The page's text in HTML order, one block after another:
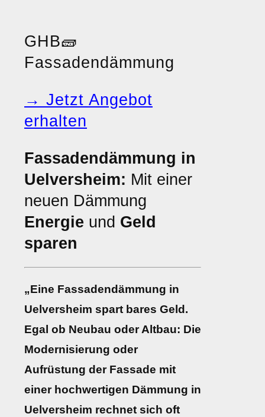
GHB🧱
Fassadendämmung
→ Jetzt Angebot
erhalten
Fassadendämmung in
Uelversheim: Mit einer
neuen Dämmung
Energie und Geld
sparen
„Eine Fassadendämmung in
Uelversheim spart bares Geld.
Egal ob Neubau oder Altbau: Die
Modernisierung oder
Aufrüstung der Fassade mit
einer hochwertigen Dämmung in
Uelversheim rechnet sich oft